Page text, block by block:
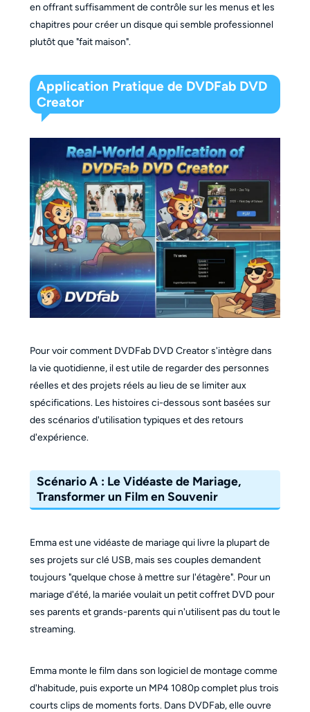
en offrant suffisamment de contrôle sur les menus et les
chapitres pour créer un disque qui semble professionnel
plutôt que "fait maison".
Application Pratique de DVDFab DVD
Creator
Pour voir comment DVDFab DVD Creator s'intègre dans
la vie quotidienne, il est utile de regarder des personnes
réelles et des projets réels au lieu de se limiter aux
spécifications. Les histoires ci-dessous sont basées sur
des scénarios d'utilisation typiques et des retours
d'expérience.
Scénario A : Le Vidéaste de Mariage,
Transformer un Film en Souvenir
Emma est une vidéaste de mariage qui livre la plupart de
ses projets sur clé USB, mais ses couples demandent
toujours "quelque chose à mettre sur l'étagère". Pour un
mariage d'été, la mariée voulait un petit coffret DVD pour
ses parents et grands-parents qui n'utilisent pas du tout le
streaming.
Emma monte le film dans son logiciel de montage comme
d'habitude, puis exporte un MP4 1080p complet plus trois
courts clips de moments forts. Dans DVDFab, elle ouvre